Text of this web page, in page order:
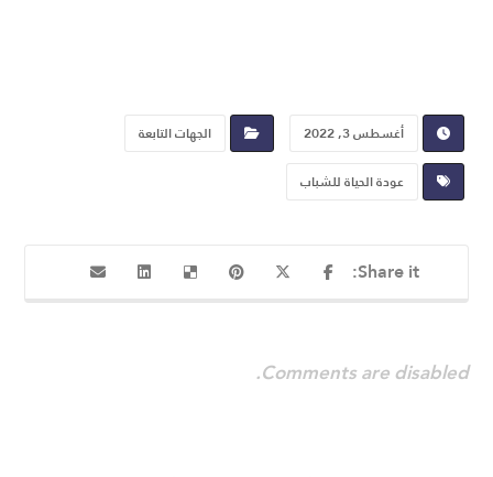
أغسطس 3, 2022
الجهات التابعة
عودة الحياة للشباب
Comments are disabled.